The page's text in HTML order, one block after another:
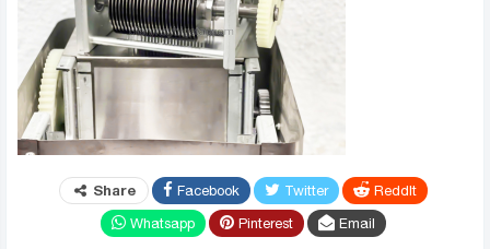
Share Facebook Twitter
ReddIt
Whatsapp
Pinterest Email